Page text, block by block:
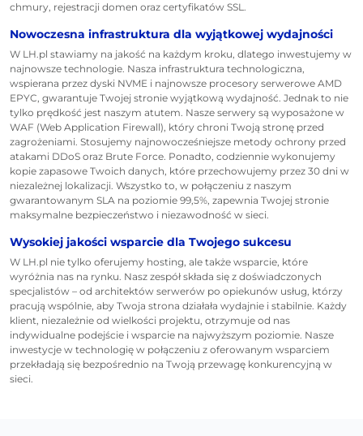
chmury, rejestracji domen oraz certyfikatów SSL.
Nowoczesna infrastruktura dla wyjątkowej wydajności
W LH.pl stawiamy na jakość na każdym kroku, dlatego inwestujemy w
najnowsze technologie. Nasza infrastruktura technologiczna,
wspierana przez dyski NVME i najnowsze procesory serwerowe AMD
EPYC, gwarantuje Twojej stronie wyjątkową wydajność. Jednak to nie
tylko prędkość jest naszym atutem. Nasze serwery są wyposażone w
WAF (Web Application Firewall), który chroni Twoją stronę przed
zagrożeniami. Stosujemy najnowocześniejsze metody ochrony przed
atakami DDoS oraz Brute Force. Ponadto, codziennie wykonujemy
kopie zapasowe Twoich danych, które przechowujemy przez 30 dni w
niezależnej lokalizacji. Wszystko to, w połączeniu z naszym
gwarantowanym SLA na poziomie 99,5%, zapewnia Twojej stronie
maksymalne bezpieczeństwo i niezawodność w sieci.
Wysokiej jakości wsparcie dla Twojego sukcesu
W LH.pl nie tylko oferujemy hosting, ale także wsparcie, które
wyróżnia nas na rynku. Nasz zespół składa się z doświadczonych
specjalistów – od architektów serwerów po opiekunów usług, którzy
pracują wspólnie, aby Twoja strona działała wydajnie i stabilnie. Każdy
klient, niezależnie od wielkości projektu, otrzymuje od nas
indywidualne podejście i wsparcie na najwyższym poziomie. Nasze
inwestycje w technologię w połączeniu z oferowanym wsparciem
przekładają się bezpośrednio na Twoją przewagę konkurencyjną w
sieci.